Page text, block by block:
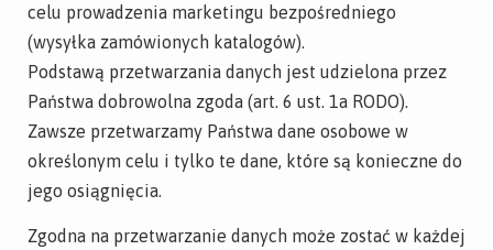
celu prowadzenia marketingu bezpośredniego
(wysyłka zamówionych katalogów).
Podstawą przetwarzania danych jest udzielona przez
Państwa dobrowolna zgoda (art. 6 ust. 1a RODO).
Zawsze przetwarzamy Państwa dane osobowe w
określonym celu i tylko te dane, które są konieczne do
jego osiągnięcia.
Zgodna na przetwarzanie danych może zostać w każdej